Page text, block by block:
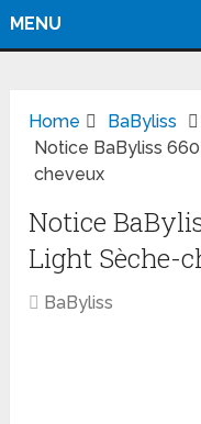
MENU
Home
BaByliss
Notice BaByliss
cheveux
Notice
Light Sèche-
BaByliss